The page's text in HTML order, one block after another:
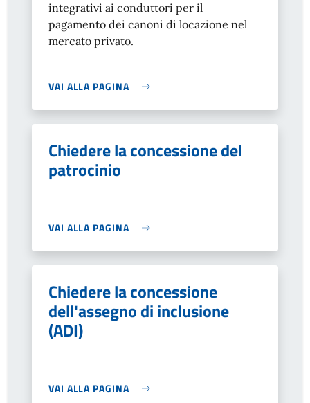
integrativi ai conduttori per il
pagamento dei canoni di locazione nel
mercato privato.
VAI ALLA PAGINA
Chiedere la concessione del
patrocinio
VAI ALLA PAGINA
Chiedere la concessione
dell'assegno di inclusione
(ADI)
VAI ALLA PAGINA